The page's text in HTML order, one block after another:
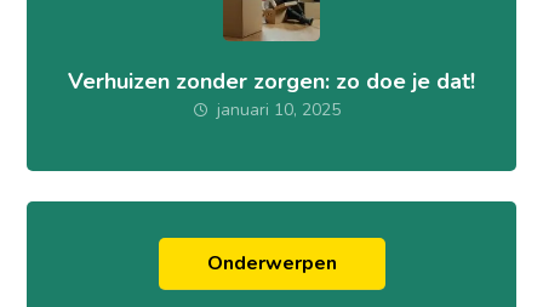
Verhuizen zonder zorgen: zo doe je dat!
januari 10, 2025
Onderwerpen